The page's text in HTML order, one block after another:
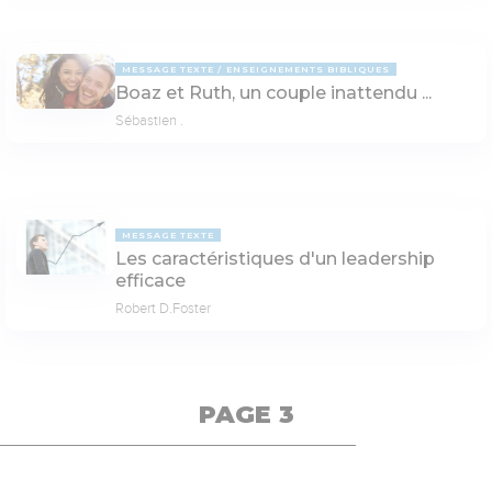
MESSAGE TEXTE ENSEIGNEMENTS BIBLIQUES
Boaz et Ruth, un couple inattendu ...
Sébastien .
MESSAGE TEXTE
Les caractéristiques d'un leadership
efficace
Robert D.Foster
PAGE 3